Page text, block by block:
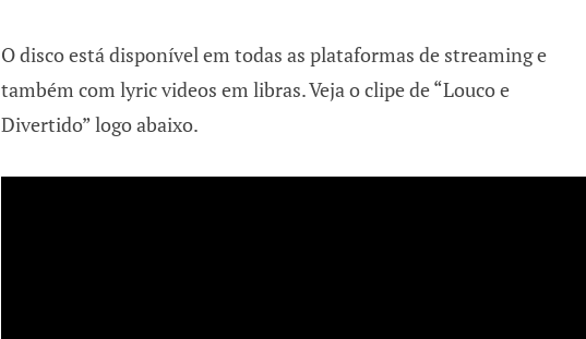
O disco está disponível em todas as plataformas de streaming e
também com lyric videos em libras. Veja o clipe de “Louco e
Divertido” logo abaixo.